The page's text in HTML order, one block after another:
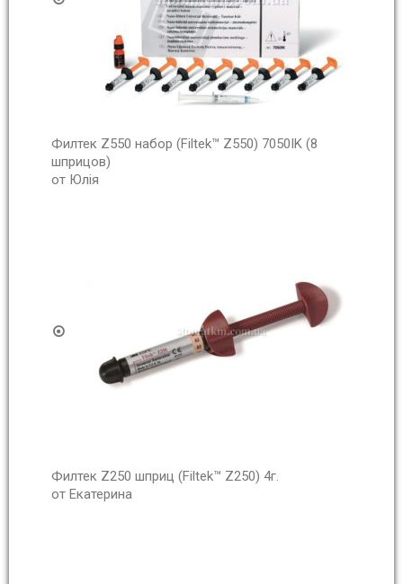
Филтек Z550 набор (Filtek™ Z550) 7050IK (8
шприцов)
от Юлія
Филтек Z250 шприц (Filtek™ Z250) 4г.
от Екатерина